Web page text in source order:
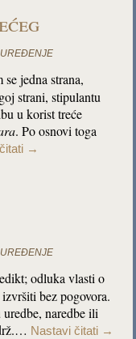
UREĐENJE
jedna strana,
strani, stipulantu
u korist treće
. Po osnovi toga
→
UREĐENJE
odluka vlasti o
bez pogovora.
naredbe ili
Nastavi čitati →